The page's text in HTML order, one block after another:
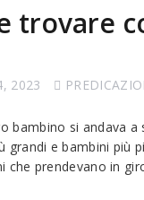
trovare
2023
bambino si andava a
grandi e bambini più
che prendevano in